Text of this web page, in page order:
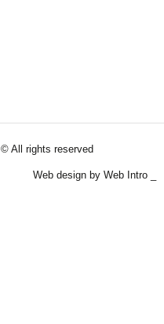
All rights reserved
Web design by Web Intro _